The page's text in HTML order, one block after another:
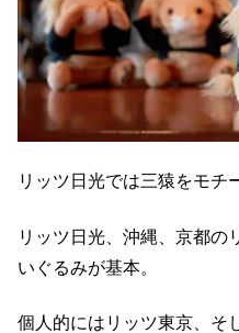
リッツ日光では三猿をモチ
リッツ日光、沖縄、京都の
いぐるみが基本。
個人的にはリッツ東京、そ